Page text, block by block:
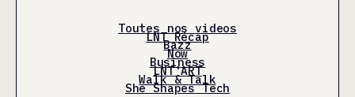
Toutes nos videos
LNT Récap
Bazz
Now
Business
LNT'ART
Walk & Talk
She Shapes Tech